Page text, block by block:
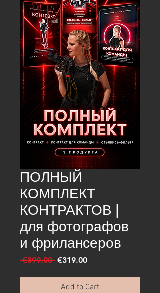
ПОЛНЫЙ
КОМПЛЕКТ
КОНТРАКТОВ |
для фотографов
и фрилансеров
€399.00 Regular
€319.00Sale
Add to Cart